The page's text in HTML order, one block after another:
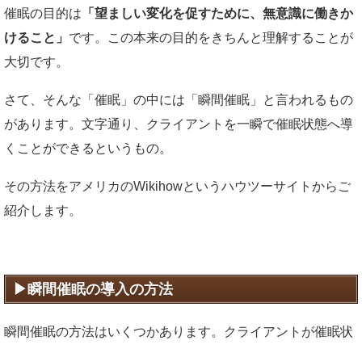
催眠の目的は 「望ましい変化を促すために、無意識に働きか
けること」 です。この本来の目的をきちんと理解することが
大切です。
さて、そんな「催眠」の中には「瞬間催眠」と言われるもの
があります。文字通り、クライアントを一瞬で催眠状態へ導
くことができるというもの。
その方法をアメリカのWikihowというハウツーサイトからご
紹介します。
瞬間催眠の導入の方法
瞬間催眠の方法はいくつかあります。クライアントが催眠状